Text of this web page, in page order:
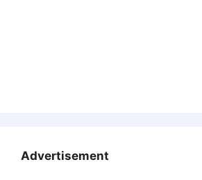
Advertisement